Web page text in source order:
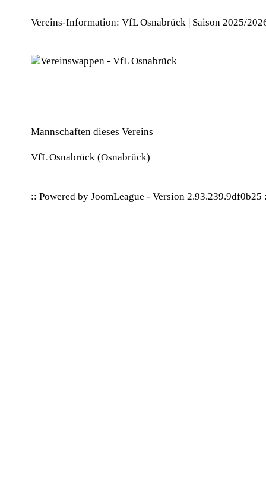
Vereins-Information: VfL Osnabrück | Saison 2025/
Mannschaften dieses Vereins
VfL Osnabrück (Osnabrück)
:: Powered by JoomLeague - Version 2.93.239.9df0b25